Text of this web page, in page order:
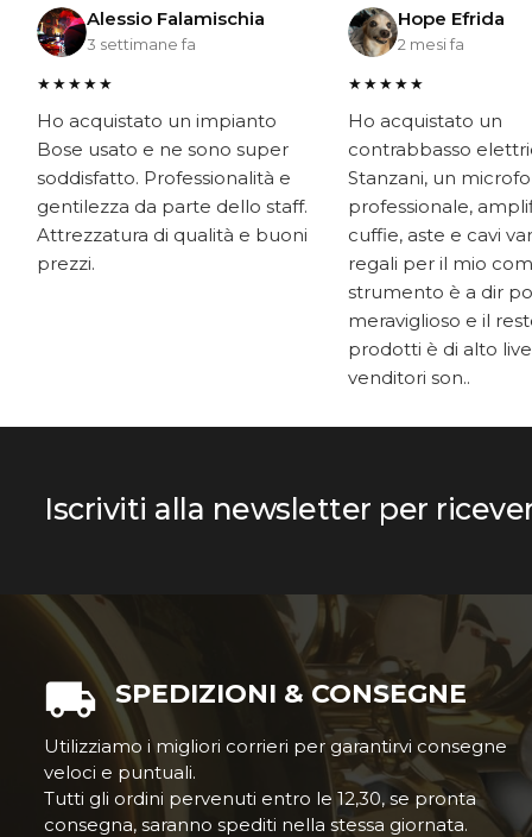
Alessio Falamischia
3 settimane fa
★★★★★
Ho acquistato un impianto
Bose usato e ne sono super
soddisfatto. Professionalità e
gentilezza da parte dello staff.
Attrezzatura di qualità e buoni
prezzi.
Hope Efrida
2 mesi fa
★★★★★
Ho acquistato un
contrabbasso
Stanzani, un
professionale,
cuffie, aste e cavi
regali per il mio
strumento è a dir
meraviglioso e il
prodotti è di alto
venditori son..
Iscriviti alla newsletter per
SPEDIZIONI & CONSEGNE
Utilizziamo i migliori corrieri per garantirvi consegne
veloci e puntuali.
Tutti gli ordini pervenuti entro le 12,30, se pronta
consegna, saranno spediti nella stessa giornata.